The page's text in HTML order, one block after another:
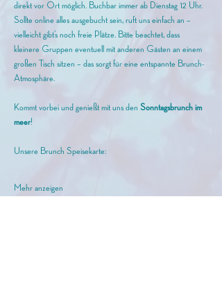
direkt vor Ort möglich. Buchbar immer ab Dienstag 12 Uhr.
Sollte online alles ausgebucht sein, ruft uns einfach an –
vielleicht gibt’s noch freie Plätze. Bitte beachtet, dass
kleinere Gruppen eventuell mit anderen Gästen an einem
großen Tisch sitzen – das sorgt für eine entspannte Brunch-
Atmosphäre.
Kommt vorbei und genießt mit uns den Sonntagsbrunch im
meer!
Unsere Brunch Speisekarte:
Mehr anzeigen